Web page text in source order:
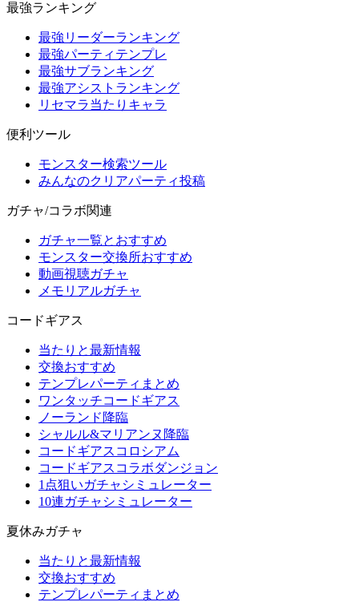
最強ランキング
最強リーダーランキング
最強パーティテンプレ
最強サブランキング
最強アシストランキング
リセマラ当たりキャラ
便利ツール
モンスター検索ツール
みんなのクリアパーティ投稿
ガチャ/コラボ関連
ガチャ一覧とおすすめ
モンスター交換所おすすめ
動画視聴ガチャ
メモリアルガチャ
コードギアス
当たりと最新情報
交換おすすめ
テンプレパーティまとめ
ワンタッチコードギアス
ノーランド降臨
シャルル&マリアンヌ降臨
コードギアスコロシアム
コードギアスコラボダンジョン
1点狙いガチャシミュレーター
10連ガチャシミュレーター
夏休みガチャ
当たりと最新情報
交換おすすめ
テンプレパーティまとめ